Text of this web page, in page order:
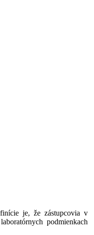
je, že zástupcovia v
podmienkach